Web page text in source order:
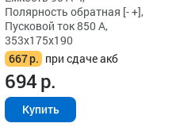
Полярность обратная [- +],
Пусковой ток 850 А,
353x175x190
667р. при сдаче акб
694р.
Купить